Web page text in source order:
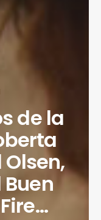
de la
Buen